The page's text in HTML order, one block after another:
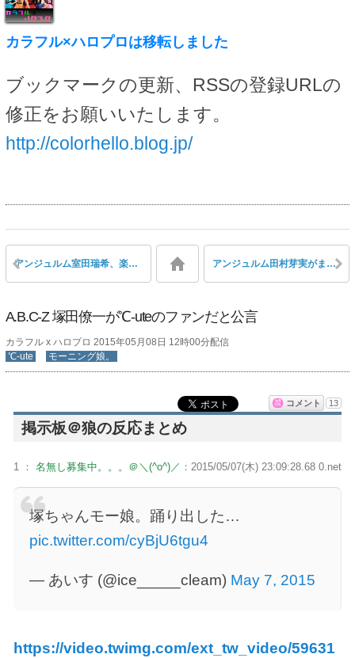
カラフル×ハロプロは移転しました
ブックマークの更新、RSSの登録URLの
修正をお願いいたします。
http://colorhello.blog.jp/
アンジュルム室田瑞希、楽屋でやりたい放題、仲良く楽しそう、雰囲気が良いと話題 アンジュルム田村芽実がまたバッサリと断髪
A.B.C-Z 塚田僚一が℃-uteのファンだと公言
カラフル x ハロプロ 2015年05月08日 12時00分配信
℃-ute
モーニング娘。
コメント 13
掲示板＠狼の反応まとめ
1 ： 名無し募集中。。。＠＼(^o^)／ ：2015/05/07(木) 23:09:28.68 0.net
塚ちゃんモー娘。踊り出した…
pic.twitter.com/cyBjU6tgu4
— あいす (@ice_____cleam) May 7, 2015
https://video.twimg.com/ext_tw_video/59631